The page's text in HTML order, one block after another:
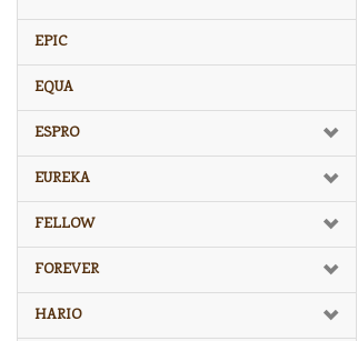
EPIC
EQUA
ESPRO
EUREKA
FELLOW
FOREVER
HARIO